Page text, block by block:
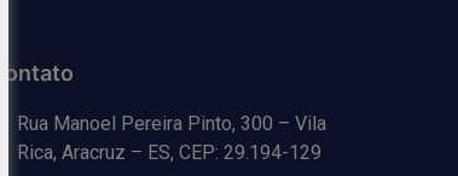
Contato
Rua Manoel Pereira Pinto, 300 – Vila
Rica, Aracruz – ES, CEP: 29.194-129